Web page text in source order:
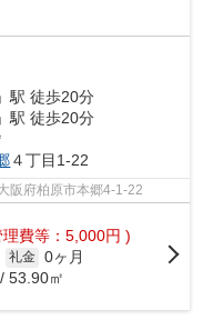
」駅 徒歩20分
」駅 徒歩20分
４丁目1-22
阪府柏原市本郷4-1-22
理費等：5,000円 )
礼金 0ヶ月
53.90㎡